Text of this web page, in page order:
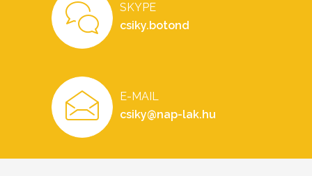
SKYPE
csiky.botond
E-MAIL
csiky@nap-lak.hu